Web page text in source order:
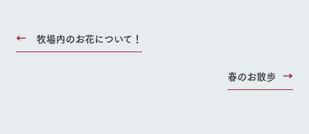
牧場内のお花について！
春のお散歩